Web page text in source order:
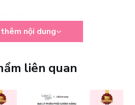
vệ đôi môi
serum dưỡng:Cung cấp độ ẩm dồi
nội dung
liên quan